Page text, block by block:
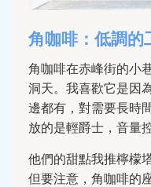
角咖啡：低調的
角咖啡在赤峰街的小
洞天。我喜歡它是因
邊都有，對需要長時
放的是輕爵士，音量
他們的甜點我推檸檬
但要注意，角咖啡的